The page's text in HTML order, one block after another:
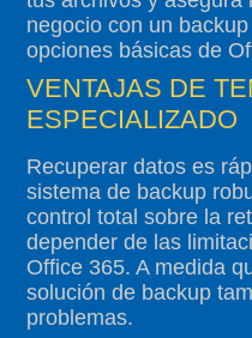
negocio con un
opciones básicas de
VENTAJAS DE
ESPECIALIZADO
Recuperar datos es
sistema de backup
control total sobre la
depender de las
Office 365. A medida
solución de backup
problemas.